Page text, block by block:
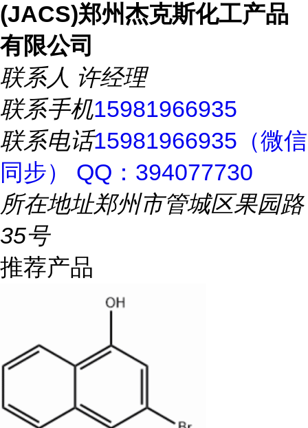
(JACS)郑州杰克斯化工产品
有限公司
联系人 许经理
联系手机15981966935
联系电话15981966935（微信
同步） QQ：394077730
所在地址郑州市管城区果园路
35号
推荐产品